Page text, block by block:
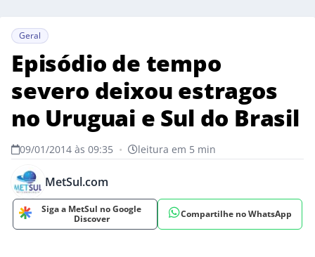
Geral
Episódio de tempo
severo deixou estragos
no Uruguai e Sul do Brasil
09/01/2014 às 09:35 • leitura em 5 min
MetSul.com
Siga a MetSul no Google
Discover
Compartilhe no WhatsApp